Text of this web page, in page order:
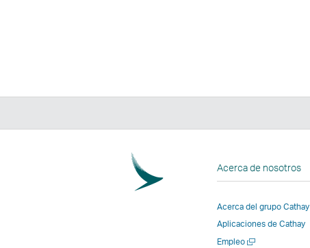
Acerca de nosotros
Acerca del grupo Cathay
Aplicaciones de Cathay
EmpleoAbrir